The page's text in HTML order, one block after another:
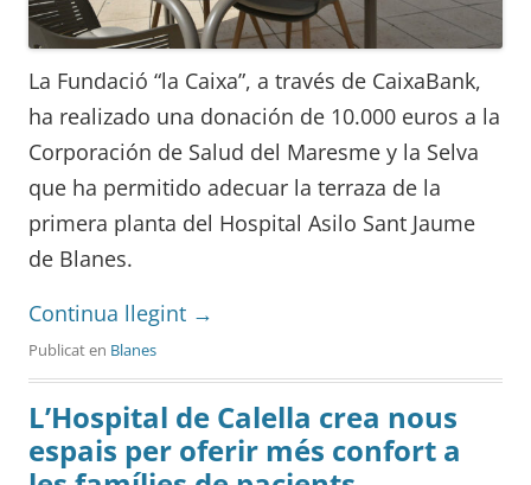
La Fundació “la Caixa”, a través de CaixaBank,
ha realizado una donación de 10.000 euros a la
Corporación de Salud del Maresme y la Selva
que ha permitido adecuar la terraza de la
primera planta del Hospital Asilo Sant Jaume
de Blanes.
Continua llegint →
Publicat en Blanes
L’Hospital de Calella crea nous
espais per oferir més confort a